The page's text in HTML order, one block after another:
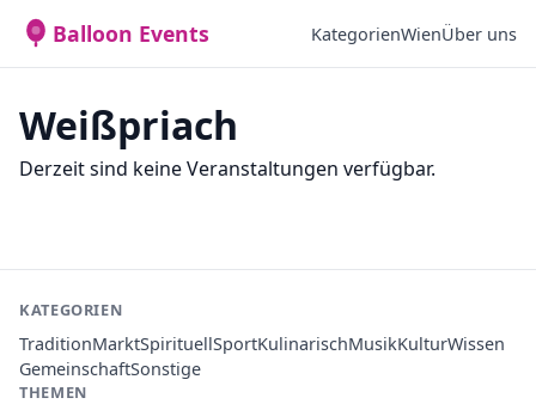
Balloon Events KategorienWienÜber uns
Weißpriach
Derzeit sind keine Veranstaltungen verfügbar.
KATEGORIEN
TraditionMarktSpirituellSportKulinarischMusikKulturWissen
GemeinschaftSonstige
THEMEN